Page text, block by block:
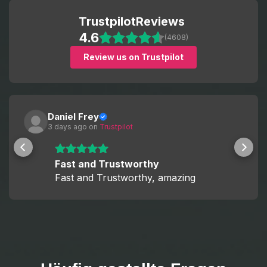
TrustpilotReviews
4.6 (4608)
Review us on Trustpilot
Daniel Frey
3 days ago on Trustpilot
Fast and Trustworthy
Fast and Trustworthy, amazing